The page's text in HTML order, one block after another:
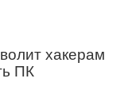
хакерам
ПК